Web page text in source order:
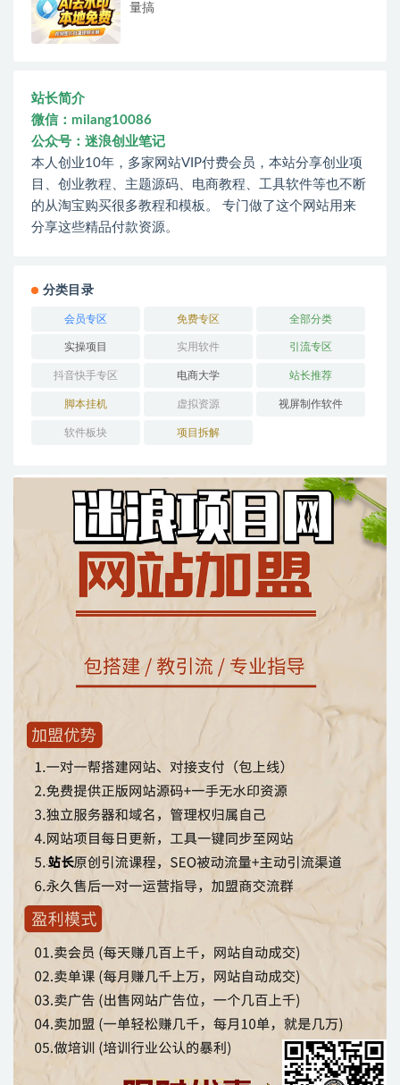
量搞
站长简介
微信：milang10086
公众号：迷浪创业笔记
本人创业10年，多家网站VIP付费会员，本站分享创业项
目、创业教程、主题源码、电商教程、工具软件等也不断
的从淘宝购买很多教程和模板。 专门做了这个网站用来
分享这些精品付款资源。
分类目录
会员专区 免费专区 全部分类
实操项目 实用软件 引流专区
抖音快手专区 电商大学 站长推荐
脚本挂机 虚拟资源 视屏制作软件
软件板块 项目拆解